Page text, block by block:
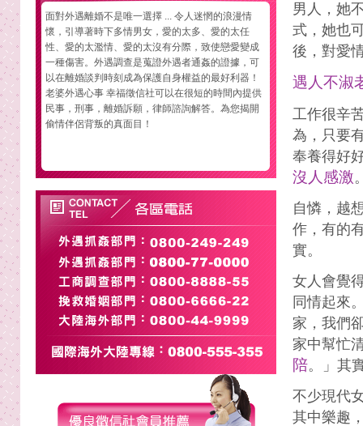
男人，她
式，她也
後，對愛
遇人不淑
工作很辛
為，只要
奉養得好
沒人感激
自憐，越
作，有的
實。
女人會覺
同情起來
家，我們
家中幫忙
陪。」其
不少現代
其中樂趣
面對外遇離婚不是唯一選擇 ... 令人迷惘的浪漫情
懷，引導著時下多情男女，愛的太多、愛的太任
性、愛的太濫情、愛的太沒有分際，致使戀愛變成
一種傷害。外遇調查是蒐證外遇者通姦的證據，可
以在離婚談判時刻成為保護自身權益的最好利器！
老婆外遇心事 幸福徵信社可以在很短的時間內提供
民事，刑事，離婚訴願，律師諮詢解答。為您揭開
偷情伴侶背叛的真面目！